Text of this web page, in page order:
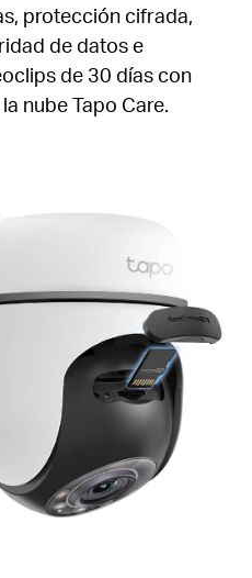
protección cifrada,
de datos e
de 30 días con
nube Tapo Care.